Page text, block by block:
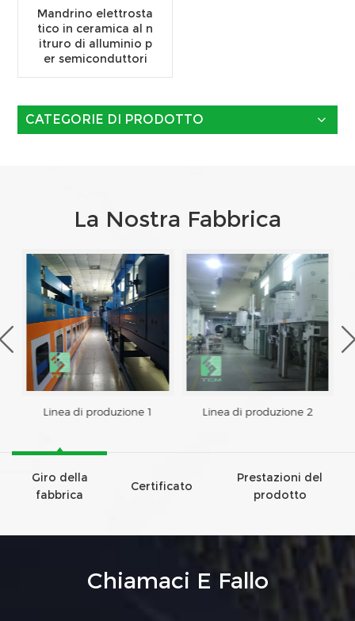
Mandrino elettrosta
tico in ceramica al n
itruro di alluminio p
er semiconduttori
CATEGORIE DI PRODOTTO
La Nostra Fabbrica
Linea di produzione 1 Linea di produzione 2
Giro della
fabbrica
Certificato
Prestazioni del
prodotto
Chiamaci E Fallo